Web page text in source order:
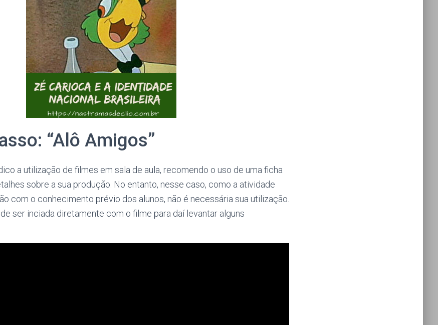
“Alô Amigos”
a utilização de filmes em sala de aula, recomendo o uso de uma ficha
sobre a sua produção. No entanto, nesse caso, como a atividade
com o conhecimento prévio dos alunos, não é necessária sua utilização.
ser inciada diretamente com o filme para daí levantar alguns